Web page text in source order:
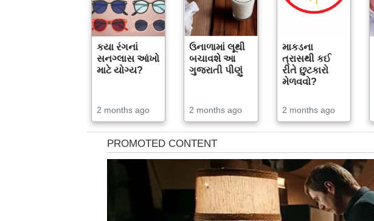
કયા રંગનાં
સનગ્લાસ આંખો
માટે યોગ્ય?
2 months ago
ઉનાળામાં લૂથી
બચાવશે આ
ગુજરાતી પીણું
2 months ago
માકડના
ત્રાસથી કઈ
રીતે છુટકારો
મેળવવો?
2 months ago